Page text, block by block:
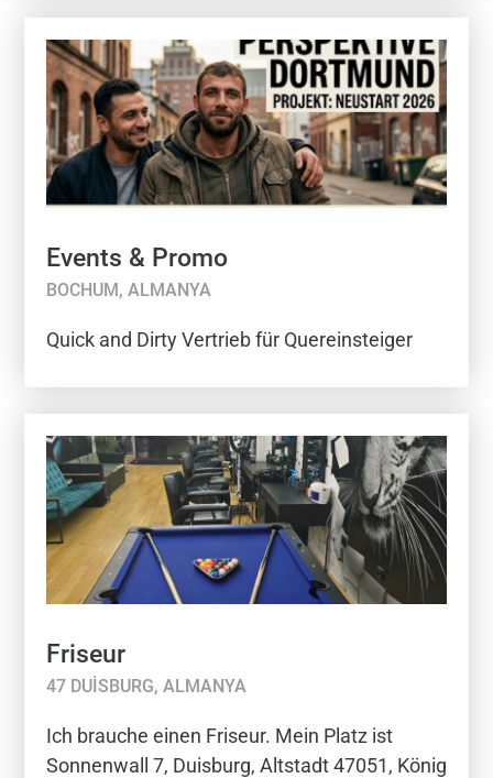
Events & Promo
BOCHUM, ALMANYA
Quick and Dirty Vertrieb für Quereinsteiger
Friseur
47 DUISBURG, ALMANYA
Ich brauche einen Friseur. Mein Platz ist
Sonnenwall 7, Duisburg, Altstadt 47051, König